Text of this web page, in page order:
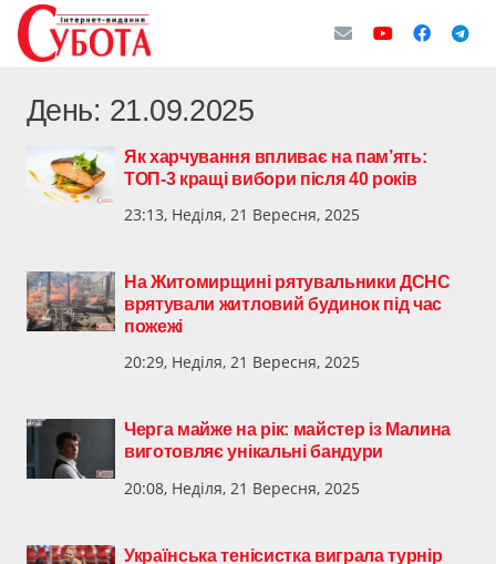
День: 21.09.2025
Як харчування впливає на пам’ять:
ТОП-3 кращі вибори після 40 років
23:13, Неділя, 21 Вересня, 2025
На Житомирщині рятувальники ДСНС
врятували житловий будинок під час
пожежі
20:29, Неділя, 21 Вересня, 2025
Черга майже на рік: майстер із Малина
виготовляє унікальні бандури
20:08, Неділя, 21 Вересня, 2025
Українська тенісистка виграла турнір